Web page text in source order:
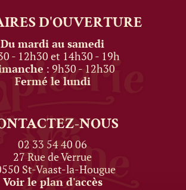
D'OUVERTURE
Du mardi au samedi
- 12h30 et 14h30 - 19h
: 9h30 - 12h30
Fermé le lundi
NOUS
02 33 54 40 06
27 Rue de Verrue
St-Vaast-la-Hougue
Voir le plan d'accès